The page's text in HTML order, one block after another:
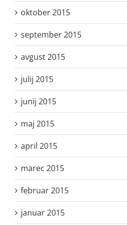
oktober 2015
september 2015
avgust 2015
julij 2015
junij 2015
maj 2015
april 2015
marec 2015
februar 2015
januar 2015